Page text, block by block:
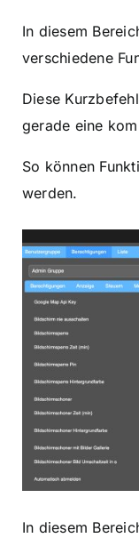
In diesem
verschiedene
Diese
gerade eine
So können
werden.
In diesem